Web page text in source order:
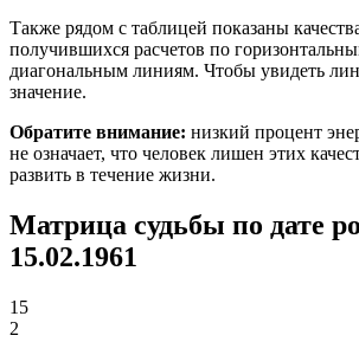
Также рядом с таблицей показаны
получившихся расчетов по
диагональным линиям. Чтобы увидеть
значение.
Обратите внимание: низкий процент
не означает, что человек лишен этих
развить в течение жизни.
Матрица судьбы по дате
15.02.1961
15
2